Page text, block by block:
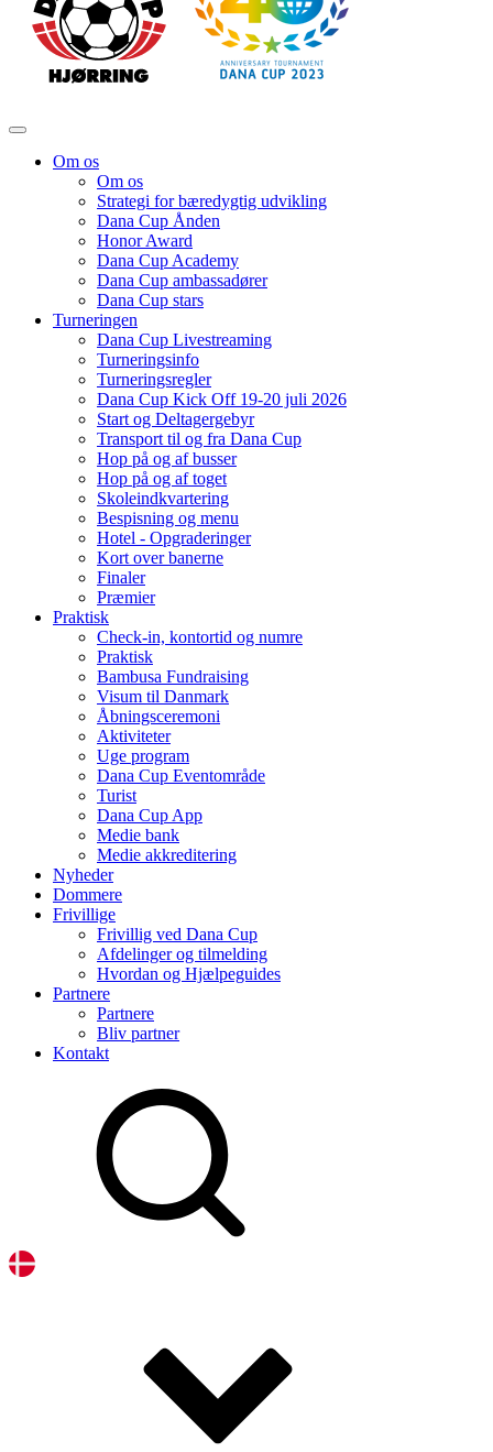
Om os
Om os
Strategi for bæredygtig udvikling
Dana Cup Ånden
Honor Award
Dana Cup Academy
Dana Cup ambassadører
Dana Cup stars
Turneringen
Dana Cup Livestreaming
Turneringsinfo
Turneringsregler
Dana Cup Kick Off 19-20 juli 2026
Start og Deltagergebyr
Transport til og fra Dana Cup
Hop på og af busser
Hop på og af toget
Skoleindkvartering
Bespisning og menu
Hotel - Opgraderinger
Kort over banerne
Finaler
Præmier
Praktisk
Check-in, kontortid og numre
Praktisk
Bambusa Fundraising
Visum til Danmark
Åbningsceremoni
Aktiviteter
Uge program
Dana Cup Eventområde
Turist
Dana Cup App
Medie bank
Medie akkreditering
Nyheder
Dommere
Frivillige
Frivillig ved Dana Cup
Afdelinger og tilmelding
Hvordan og Hjælpeguides
Partnere
Partnere
Bliv partner
Kontakt